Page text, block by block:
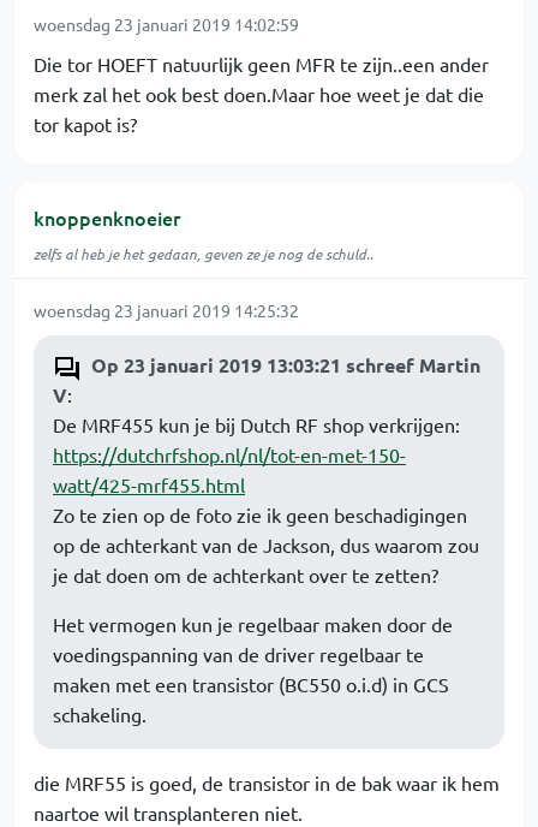
woensdag 23 januari 2019 14:02:59
Die tor HOEFT natuurlijk geen MFR te zijn..een ander
merk zal het ook best doen.Maar hoe weet je dat die
tor kapot is?
knoppenknoeier
zelfs al heb je het gedaan, geven ze je nog de schuld..
woensdag 23 januari 2019 14:25:32
Op 23 januari 2019 13:03:21 schreef Martin
V:
De MRF455 kun je bij Dutch RF shop verkrijgen:
https://dutchrfshop.nl/nl/tot-en-met-150-
watt/425-mrf455.html
Zo te zien op de foto zie ik geen beschadigingen
op de achterkant van de Jackson, dus waarom zou
je dat doen om de achterkant over te zetten?
Het vermogen kun je regelbaar maken door de
voedingspanning van de driver regelbaar te
maken met een transistor (BC550 o.i.d) in GCS
schakeling.
die MRF55 is goed, de transistor in de bak waar ik hem
naartoe wil transplanteren niet.